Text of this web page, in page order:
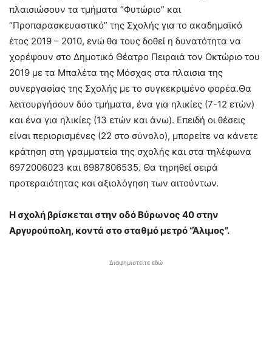
πλαισιώσουν τα τμήματα “Φυτώριο” και
“Προπαρασκευαστικό” της Σχολής για το ακαδημαϊκό
έτος 2019 – 2010, ενώ θα τους δοθεί η δυνατότητα να
χορέψουν στο Δημοτικό Θέατρο Πειραιά τον Οκτώριο του
2019 με τα Μπαλέτα της Μόσχας στα πλαισια της
συνεργασίας της Σχολής με το συγκεκριμένο φορέα.Θα
λειτουργήσουν δύο τμήματα, ένα για ηλικίες (7-12 ετών)
και ένα για ηλικίες (13 ετών και άνω). Επειδή οι θέσεις
είναι περιορισμένες (22 στο σύνολο), μπορείτε να κάνετε
κράτηση στη γραμματεία της σχολής και στα τηλέφωνα
6972006023 και 6987806535. Θα τηρηθεί σειρά
προτεραιότητας και αξιολόγηση των αιτούντων.
Η σχολή βρίσκεται στην οδό Βύρωνος 40 στην
Αργυρούπολη, κοντά στο σταθμό μετρό “Άλιμος”.
Διαφημιστείτε εδώ